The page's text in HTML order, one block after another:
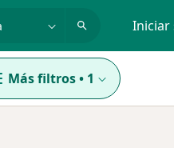
Iniciar
Más filtros• 1